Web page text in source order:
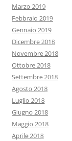
Marzo 2019
Febbraio 2019
Gennaio 2019
Dicembre 2018
Novembre 2018
Ottobre 2018
Settembre 2018
Agosto 2018
Luglio 2018
Giugno 2018
Maggio 2018
Aprile 2018